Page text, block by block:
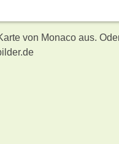
von Monaco aus.